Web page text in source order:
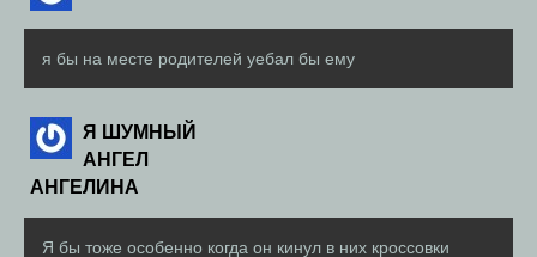
я бы на месте родителей уебал бы ему
Я ШУМНЫЙ
АНГЕЛ
АНГЕЛИНА
Я бы тоже особенно когда он кинул в них кроссовки